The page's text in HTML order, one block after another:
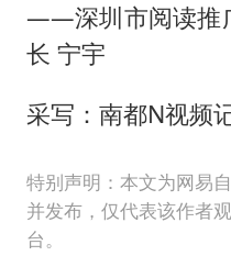
——深圳市阅读推
长 宁宇
采写：南都N视频
特别声明：本文为网易
并发布，仅代表该作者
台。